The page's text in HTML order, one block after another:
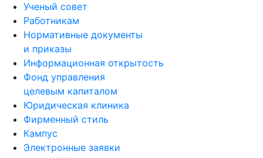
Ученый совет
Работникам
Нормативные документы
и приказы
Информационная открытость
Фонд управления
целевым капиталом
Юридическая клиника
Фирменный стиль
Кампус
Электронные заявки